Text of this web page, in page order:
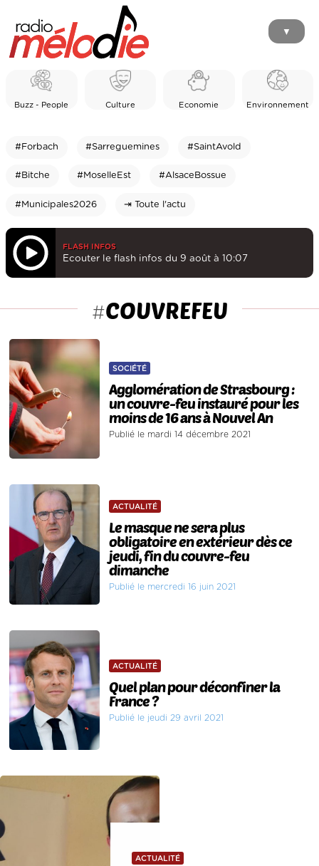
▼
Buzz - People Culture Economie Environnement
#Forbach #Sarreguemines #SaintAvold
#Bitche #MoselleEst #AlsaceBossue
#Municipales2026 ⇥ Toute l'actu
FLASH INFOS
Ecouter le flash infos du 9 août à 10:07
#COUVREFEU
SOCIÉTÉ
Agglomération de Strasbourg :
un couvre-feu instauré pour les
moins de 16 ans à Nouvel An
Publié le mardi 14 décembre 2021
ACTUALITÉ
Le masque ne sera plus
obligatoire en extérieur dès ce
jeudi, fin du couvre-feu
dimanche
Publié le mercredi 16 juin 2021
ACTUALITÉ
Quel plan pour déconfiner la
France ?
Publié le jeudi 29 avril 2021
ACTUALITÉ